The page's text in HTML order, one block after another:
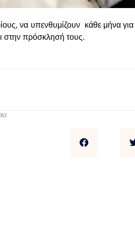
να υπενθυμίζουν κάθε μήνα
στην πρόσκλησή τους.